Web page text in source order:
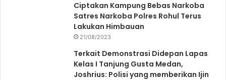
Ciptakan Kampung Bebas Narkoba
Satres Narkoba Polres Rohul Terus
Lakukan Himbauan
21/08/2023
Terkait Demonstrasi Didepan Lapas
Kelas I Tanjung Gusta Medan,
Joshrius: Polisi yang memberikan Ijin